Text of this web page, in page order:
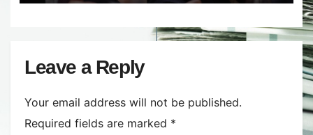
Leave a Reply
Your email address will not be published.
Required fields are marked *